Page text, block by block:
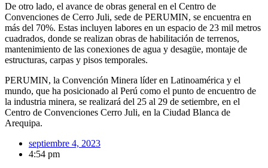
De otro lado, el avance de obras general en el Centro de
Convenciones de Cerro Juli, sede de PERUMIN, se encuentra en
más del 70%. Estas incluyen labores en un espacio de 23 mil metros
cuadrados, donde se realizan obras de habilitación de terrenos,
mantenimiento de las conexiones de agua y desagüe, montaje de
estructuras, carpas y pisos temporales.
PERUMIN, la Convención Minera líder en Latinoamérica y el
mundo, que ha posicionado al Perú como el punto de encuentro de
la industria minera, se realizará del 25 al 29 de setiembre, en el
Centro de Convenciones Cerro Juli, en la Ciudad Blanca de
Arequipa.
septiembre 4, 2023
4:54 pm